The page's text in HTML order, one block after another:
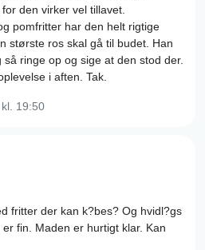
den virker vel tillavet.
pomfritter har den helt rigtige
største ros skal gå til budet. Han
ringe op og sige at den stod der.
i aften. Tak.
kl. 19:50
fritter der kan k?bes? Og hvidl?gs
fin. Maden er hurtigt klar. Kan